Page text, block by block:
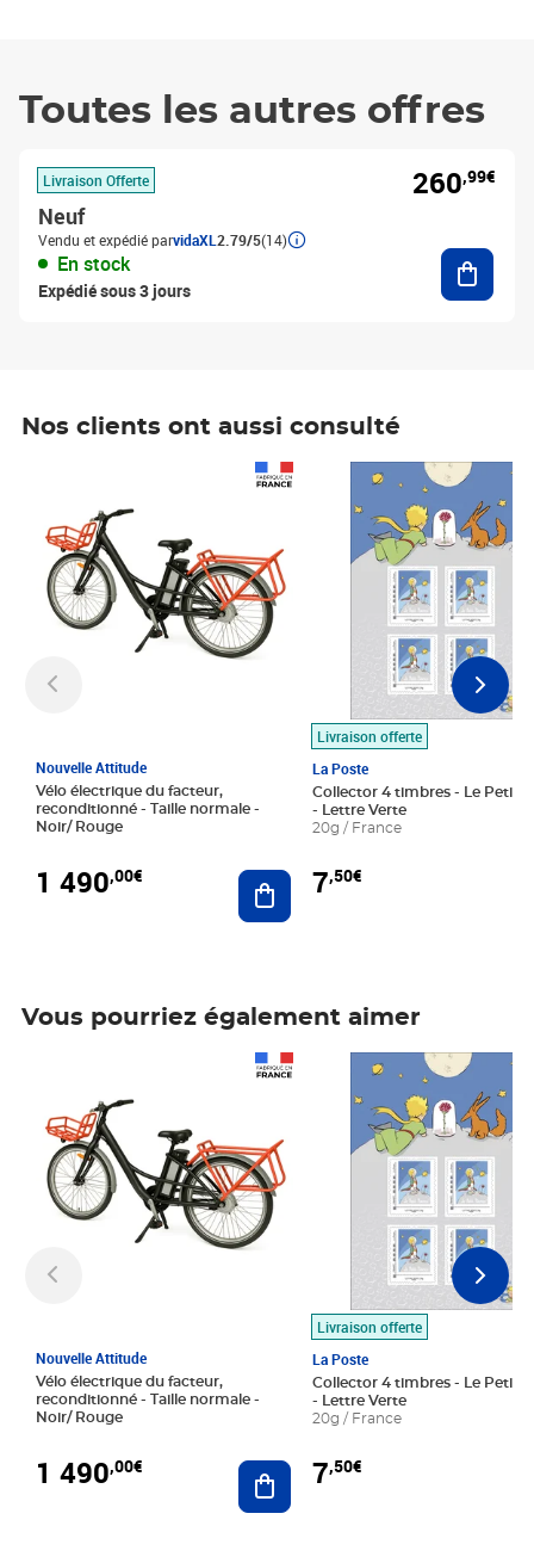
Toutes les autres offres
Livraison Offerte
Neuf
Vendu et expédié parvidaXL 2.79/5(14)
En stock
Expédié sous 3 jours
260,99€
Nos clients ont aussi consulté
Nouvelle Attitude
Vélo électrique du facteur,
reconditionné - Taille normale -
Noir/ Rouge
1 490,00€ Ajouter au panier
Livraison offerte
La Poste
Collector 4 timbres - Le Petit
- Lettre Verte
20g / France
7,50€
Prix 7,50€
Vous pourriez également aimer
Nouvelle Attitude
Vélo électrique du facteur,
reconditionné - Taille normale -
Noir/ Rouge
1 490,00€ Ajouter au panier
Livraison offerte
La Poste
Collector 4 timbres - Le Petit
- Lettre Verte
20g / France
7,50€
Prix 7,50€